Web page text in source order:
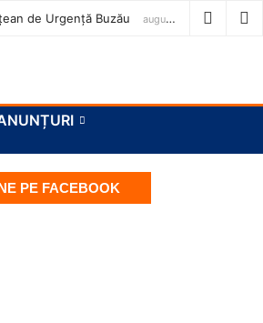
de Urgență Buzău august 7, 2026
PE FACEBOOK